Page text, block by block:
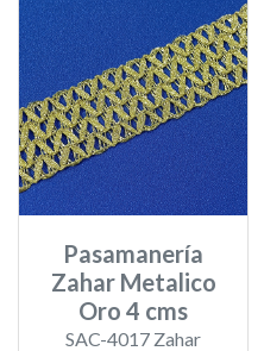
Pasamanería
Zahar Metalico
Oro 4 cms
SAC-4017 Zahar